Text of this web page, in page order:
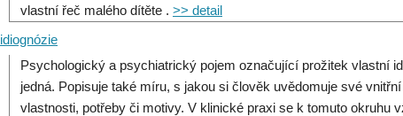
vlastní řeč malého dítěte . >> detail
idiognózie
Psychologický a psychiatrický pojem označující prožitek vlastní
jedná. Popisuje také míru, s jakou si člověk uvědomuje své
vlastnosti, potřeby či motivy. V klinické praxi se k tomuto okruhu